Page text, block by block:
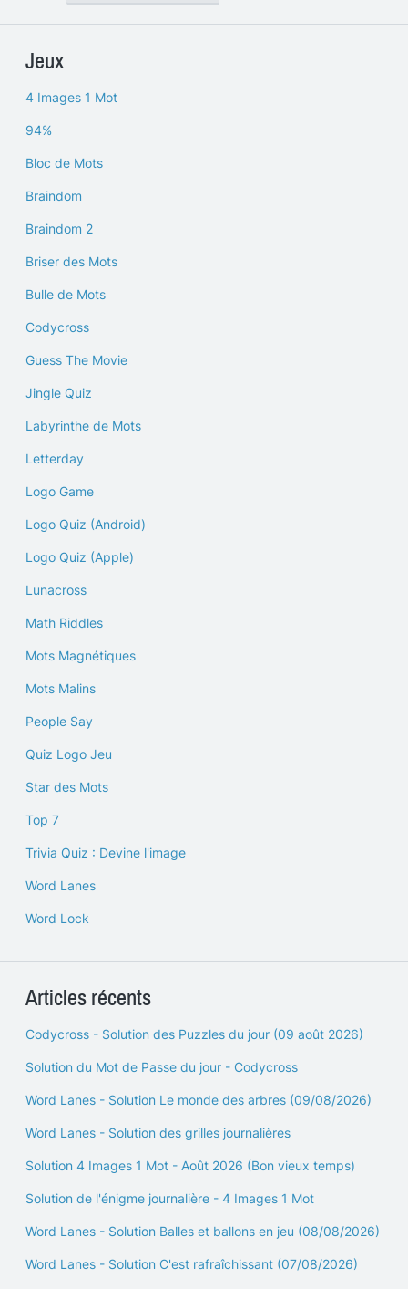
Jeux
4 Images 1 Mot
94%
Bloc de Mots
Braindom
Braindom 2
Briser des Mots
Bulle de Mots
Codycross
Guess The Movie
Jingle Quiz
Labyrinthe de Mots
Letterday
Logo Game
Logo Quiz (Android)
Logo Quiz (Apple)
Lunacross
Math Riddles
Mots Magnétiques
Mots Malins
People Say
Quiz Logo Jeu
Star des Mots
Top 7
Trivia Quiz : Devine l'image
Word Lanes
Word Lock
Articles récents
Codycross - Solution des Puzzles du jour (09 août 2026)
Solution du Mot de Passe du jour - Codycross
Word Lanes - Solution Le monde des arbres (09/08/2026)
Word Lanes - Solution des grilles journalières
Solution 4 Images 1 Mot - Août 2026 (Bon vieux temps)
Solution de l'énigme journalière - 4 Images 1 Mot
Word Lanes - Solution Balles et ballons en jeu (08/08/2026)
Word Lanes - Solution C'est rafraîchissant (07/08/2026)